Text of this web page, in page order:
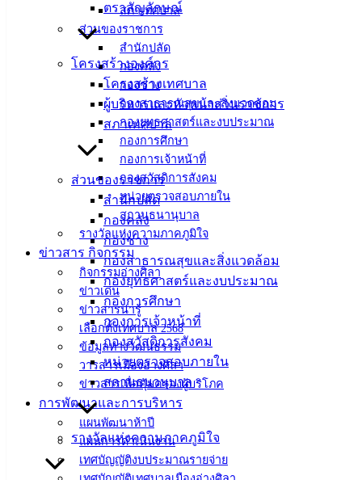
สภาเทศบาล
ส่วนของราชการ
สำนักปลัด
กองคลัง
กองช่าง
กองสาธารณสุขและสิ่งแวดล้อม
กองยุทธศาสตร์และงบประมาณ
กองการศึกษา
กองการเจ้าหน้าที่
กองสวัสดิการสังคม
หน่วยตรวจสอบภายใน
สถานธนานุบาล
รางวัลแห่งความภาคภูมิใจ
ข่าวสาร กิจกรรม
กิจกรรมอ่างศิลา
ข่าวเด่น
ข่าวสารน่ารู้
เลือกตั้งเทศบาล 2568
ข้อมูลทางวัฒนธรรม
วารสารเมืองอ่างศิลา
ข่าวสารเพื่อคุ้มครองผู้บริโภค
การพัฒนาและการบริหาร
แผนพัฒนาห้าปี
แผนการดำเนินงาน
เทศบัญญัติงบประมาณรายจ่าย
ตราสัญลักษณ์
โครงสร้างองค์กร
โครงสร้างเทศบาล
ผู้บริหารและหัวหน้าส่วนราชการ
สภาเทศบาล
ส่วนของราชการ
สำนักปลัด
กองคลัง
กองช่าง
กองสาธารณสุขและสิ่งแวดล้อม
กองยุทธศาสตร์และงบประมาณ
กองการศึกษา
กองการเจ้าหน้าที่
กองสวัสดิการสังคม
หน่วยตรวจสอบภายใน
สถานธนานุบาล
รางวัลแห่งความภาคภูมิใจ
ดาวน์โหลด
เทศบาล
อ่างศิลา 90/338
ม.3 ต.เสม็ด
อ.เมือง จ.ชลบุรี
038-
142-100-104
บริการ
ประชาชน
ดาวน์โหลด